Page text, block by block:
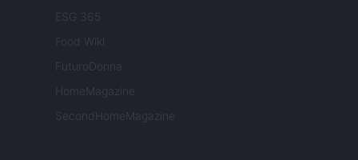
ESG 365
Food Wiki
FuturoDonna
HomeMagazine
SecondHomeMagazine